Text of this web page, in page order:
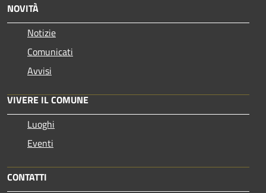
NOVITÀ
Notizie
Comunicati
Avvisi
VIVERE IL COMUNE
Luoghi
Eventi
CONTATTI